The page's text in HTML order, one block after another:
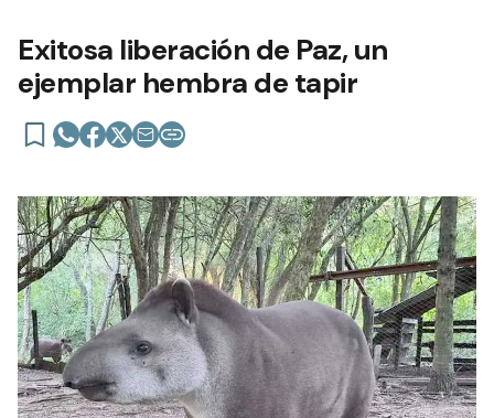
Exitosa liberación de Paz, un
ejemplar hembra de tapir